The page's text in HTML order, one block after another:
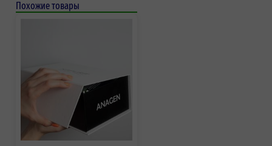
Похожие товары